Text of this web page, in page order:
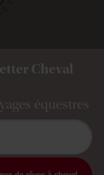
Cheval
équestres